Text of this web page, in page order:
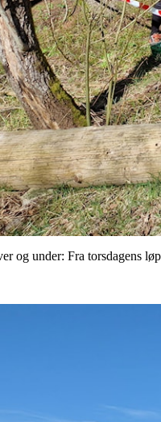
og under: Fra torsdagens